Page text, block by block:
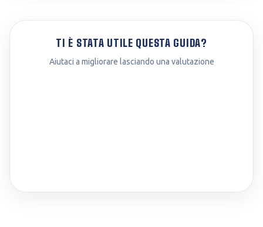
TI È STATA UTILE QUESTA GUIDA?
Aiutaci a migliorare lasciando una valutazione